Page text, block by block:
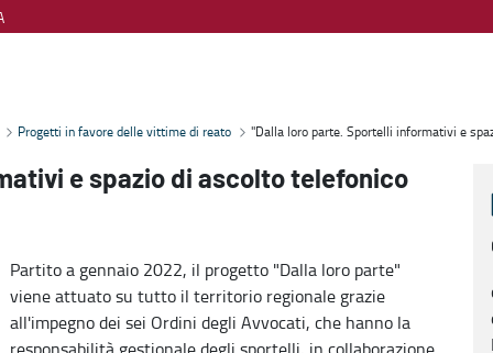
di reato" - Ministero della Giustizia - Welfare, diritti e
Progetti in favore delle vittime di reato "Dalla loro parte. Sportelli informativi e
e spazio di ascolto telefonico
Partito a gennaio 2022, il progetto "Dalla loro parte"
viene attuato su tutto il territorio regionale grazie
all'impegno dei sei Ordini degli Avvocati, che hanno la